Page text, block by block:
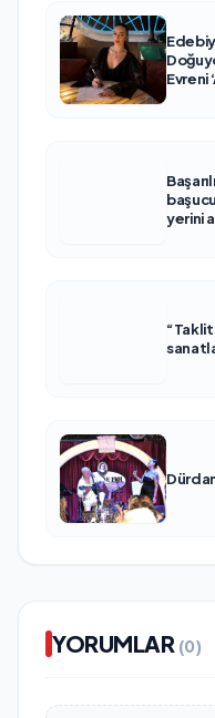
Evreni
yerini
YORUMLAR (0)